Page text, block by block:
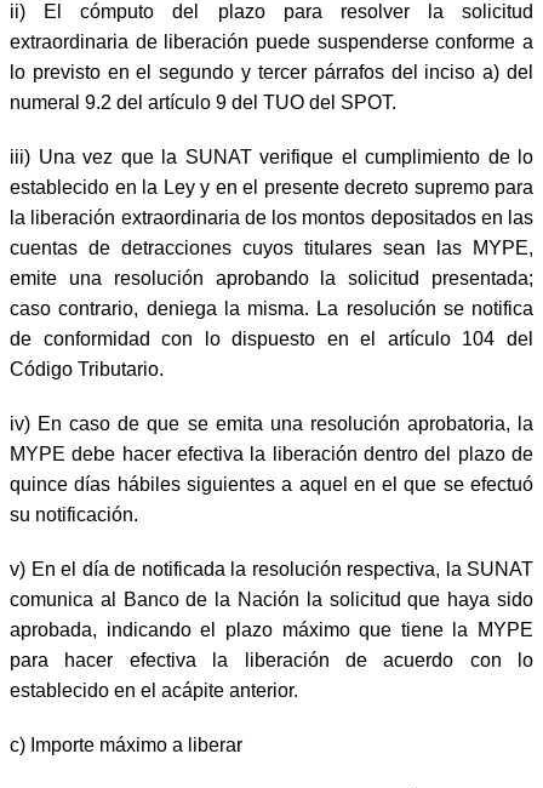
ii)
El cómputo del plazo para resolver la solicitud
extraordinaria de liberación puede suspenderse conforme a
lo previsto en el segundo y tercer párrafos del inciso a) del
numeral 9.2 del artículo 9 del TUO del SPOT.
iii) Una vez que la SUNAT verifique el cumplimiento de lo
establecido en la Ley y en el presente decreto supremo para
la liberación extraordinaria de los montos depositados en las
cuentas de detracciones cuyos titulares sean las MYPE,
emite una resolución aprobando la solicitud presentada;
caso contrario, deniega la misma. La resolución se notifica
de conformidad con lo dispuesto en el artículo 104 del
Código Tributario.
iv) En caso de que se emita una resolución aprobatoria, la
MYPE debe hacer efectiva la liberación dentro del plazo de
quince días hábiles siguientes a aquel en el que se efectuó
su notificación.
v) En el día de notificada la resolución respectiva, la SUNAT
comunica al Banco de la Nación la solicitud que haya sido
aprobada, indicando el plazo máximo que tiene la MYPE
para hacer efectiva la liberación de acuerdo con lo
establecido en el acápite anterior.
c) Importe máximo a liberar